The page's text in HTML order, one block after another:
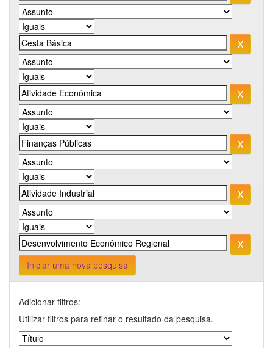
Iniciar uma nova pesquisa
Adicionar filtros:
Utilizar filtros para refinar o resultado da pesquisa.